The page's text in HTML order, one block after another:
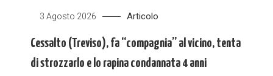
3 Agosto 2026 Articolo
Cessalto (Treviso), fa “compagnia” al vicino, tenta
di strozzarlo e lo rapina condannata 4 anni